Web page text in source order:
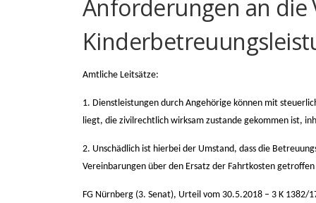
Anforderungen an die
Amtliche Leitsätze:
1. Dienstleistungen durch Angehörige können mit
liegt, die zivilrechtlich wirksam zustande gekommen ist,
2. Unschädlich ist hierbei der Umstand, dass die
Vereinbarungen über den Ersatz der Fahrtkosten
FG Nürnberg (3. Senat), Urteil vom 30.5.2018 – 3 K 1382/